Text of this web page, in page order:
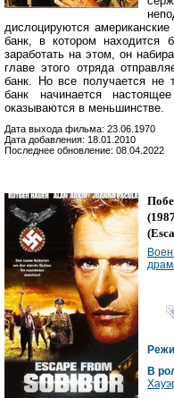
дислоцируются
банк, в котором находится
заработать на этом, он
главе этого отряда
банк. Но все получается не
банк начинается
оказываются в меньшинстве.
Дата выхода фильма: 23.06.1970
Дата добавления: 18.01.2010
Последнее обновление: 08.04.2022
(
В